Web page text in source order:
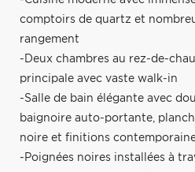
comptoirs de quartz et
rangement
-Deux chambres au rez-de-
principale avec vaste walk-in
-Salle de bain élégante avec
baignoire auto-portante,
noire et finitions
-Poignées noires installées à